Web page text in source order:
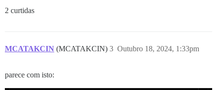
2 curtidas
MCATAKCIN (MCATAKCIN) Outubro 18, 2024, 1:33pm
3
parece com isto: